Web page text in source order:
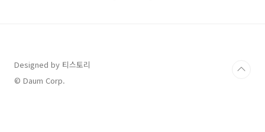
Designed by 티스토리
© Daum Corp.